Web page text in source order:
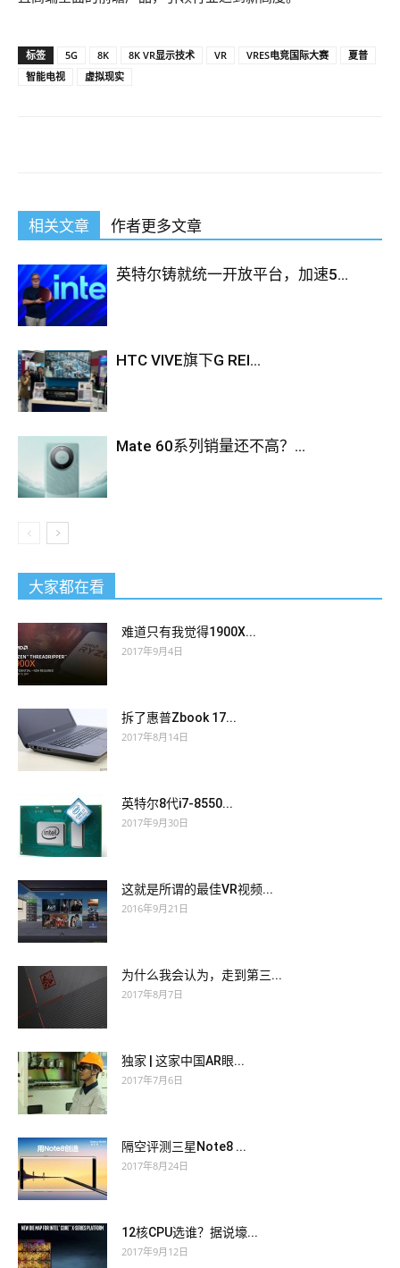
标签 5G 8K 8K VR显示技术 VR VRES电竞国际大赛
夏普
智能电视
虚拟现实
相关文章 作者更多文章
英特尔铸就统一开放平台，加速5...
HTC VIVE旗下G REI...
Mate 60系列销量还不高？...
大家都在看
难道只有我觉得1900X...
2017年9月4日
拆了惠普Zbook 17...
2017年8月14日
英特尔8代i7-8550...
2017年9月30日
这就是所谓的最佳VR视频...
2016年9月21日
为什么我会认为，走到第三...
2017年8月7日
独家 | 这家中国AR眼...
2017年7月6日
隔空评测三星Note8 ...
2017年8月24日
12核CPU选谁？据说壕...
2017年9月12日